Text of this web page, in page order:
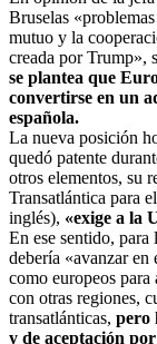
Bruselas
mutuo y la
creada por Trump»,
se plantea que
convertirse en un
española.
La nueva posición
quedó patente
otros elementos, su
Transatlántica para
inglés), «exige a la
En ese sentido,
debería «avanzar en
como europeos
con otras regiones,
transatlánticas, pero
y de aceptación